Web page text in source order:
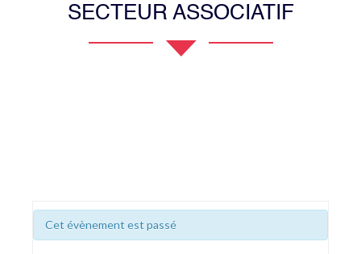
SECTEUR ASSOCIATIF
Cet évènement est passé